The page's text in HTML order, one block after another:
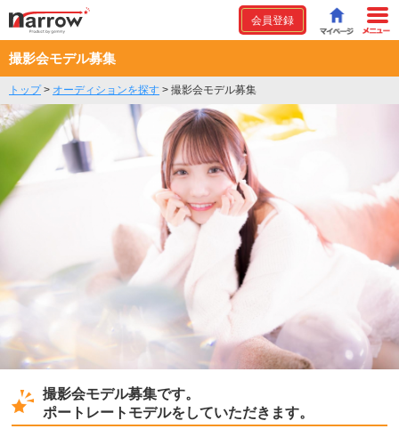
会員登録
撮影会モデル募集
トップ> オーディションを探す > 撮影会モデル募集
撮影会モデル募集です。
ポートレートモデルをしていただきます。